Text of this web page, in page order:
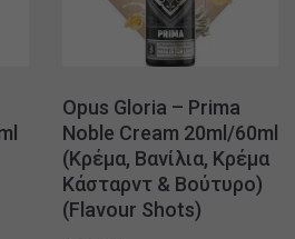
Opus Gloria – Prima
Noble Cream 20ml/60ml
(Κρέμα, Βανίλια, Κρέμα
Κάσταρντ & Βούτυρο)
(Flavour Shots)